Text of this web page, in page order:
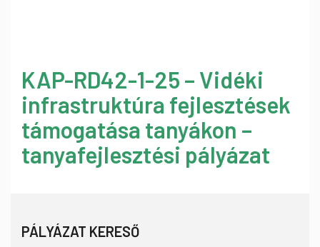
KAP-RD42-1-25 – Vidéki
infrastruktúra fejlesztések
támogatása tanyákon –
tanyafejlesztési pályázat
PÁLYÁZAT KERESŐ